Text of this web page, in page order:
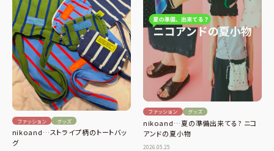
ファッション グッズ
nikoand…ストライプ柄のトートバッ
グ
ファッション グッズ
nikoand…夏の準備出来てる? ニコ
アンドの夏小物
2026.05.25